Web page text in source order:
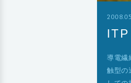
導電繊
触型の